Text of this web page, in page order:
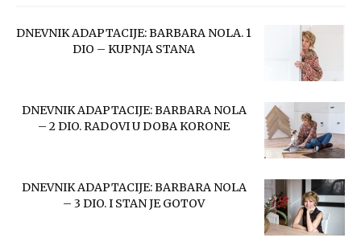
DNEVNIK ADAPTACIJE: BARBARA NOLA. 1
DIO – KUPNJA STANA
DNEVNIK ADAPTACIJE: BARBARA NOLA
– 2 DIO. RADOVI U DOBA KORONE
DNEVNIK ADAPTACIJE: BARBARA NOLA
– 3 DIO. I STAN JE GOTOV